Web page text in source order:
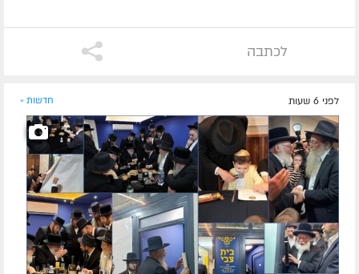
לכתבה
לפני 6 שעות חדשות »